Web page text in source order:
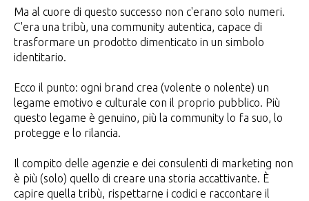
Ma al cuore di questo successo non c'erano solo numeri.
C'era una tribù, una community autentica, capace di
trasformare un prodotto dimenticato in un simbolo
identitario.
Ecco il punto: ogni brand crea (volente o nolente) un
legame emotivo e culturale con il proprio pubblico. Più
questo legame è genuino, più la community lo fa suo, lo
protegge e lo rilancia.
Il compito delle agenzie e dei consulenti di marketing non
è più (solo) quello di creare una storia accattivante. È
capire quella tribù, rispettarne i codici e raccontare il